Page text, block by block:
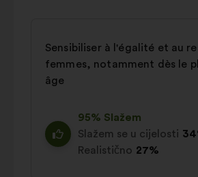
Sensibiliser à l'égalité et au
femmes, notamment dès le
âge
95% Slažem
Slažem se u cijelosti
Realistično 27%